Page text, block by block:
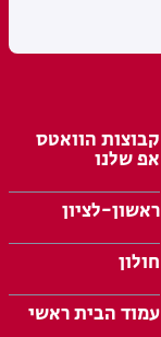
קבוצות הוואטס
אפ שלנו
ראשון-לציון
חולון
עמוד הבית ראשי